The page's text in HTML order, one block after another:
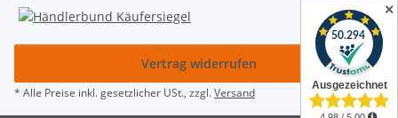
Vertrag widerrufen
* Alle Preise inkl. gesetzlicher USt., zzgl.Versand
✕